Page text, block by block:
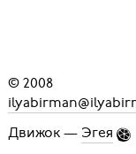
© 2008
Движок — Эгея